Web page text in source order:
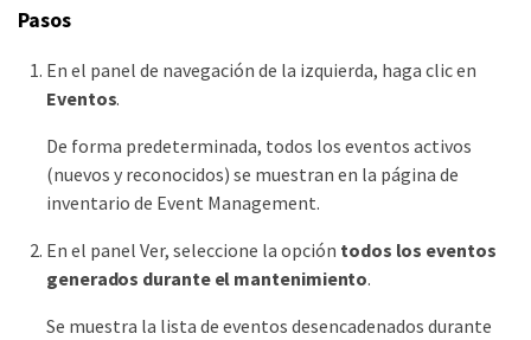
Pasos
En el panel de navegación de la izquierda, haga clic en
Eventos.
De forma predeterminada, todos los eventos activos
(nuevos y reconocidos) se muestran en la página de
inventario de Event Management.
En el panel Ver, seleccione la opción todos los eventos
generados durante el mantenimiento.
Se muestra la lista de eventos desencadenados durante